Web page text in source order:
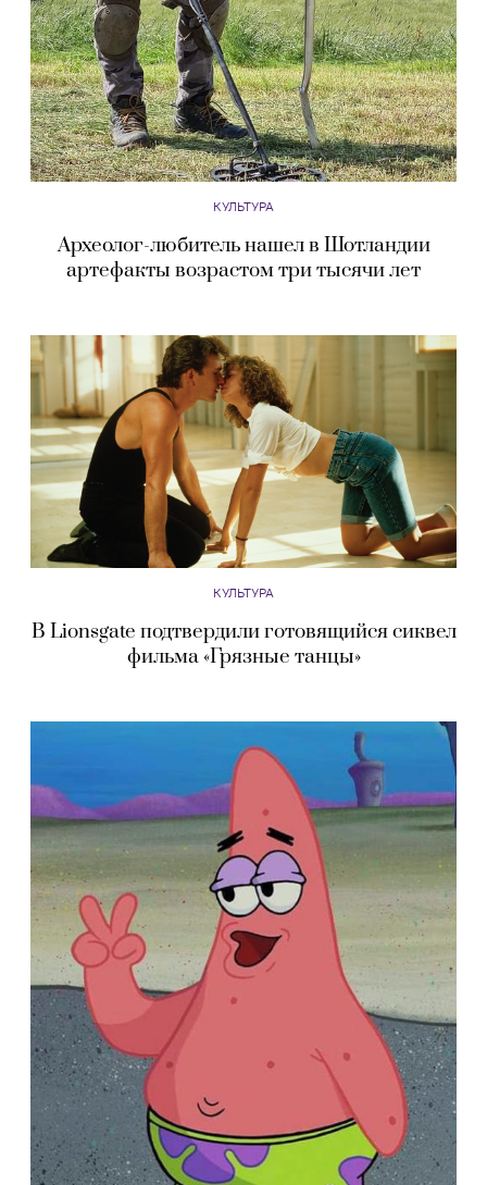
КУЛЬТУРА
Археолог-любитель нашел в Шотландии
артефакты возрастом три тысячи лет
КУЛЬТУРА
В Lionsgate подтвердили готовящийся сиквел
фильма «Грязные танцы»